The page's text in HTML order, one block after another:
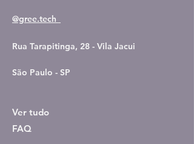
@gree.tech_
Rua Tarapitinga, 28 - Vila Jacui
São Paulo - SP
Ver tudo
FAQ